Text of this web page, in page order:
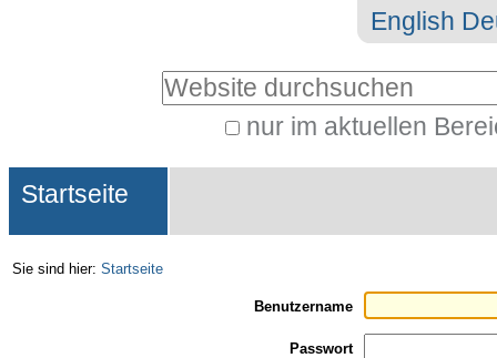
Direkt
zur
Navigation
English
Website durchsuchen
nur im aktuellen
Suche…
Sektionen
Startseite
Sie sind hier: Startseite
Benutzername
Passwort